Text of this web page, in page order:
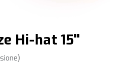
Hi-hat 15''